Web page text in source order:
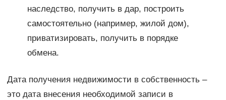
наследство, получить в дар, построить
самостоятельно (например, жилой дом),
приватизировать, получить в порядке
обмена.
Дата получения недвижимости в собственность –
это дата внесения необходимой записи в